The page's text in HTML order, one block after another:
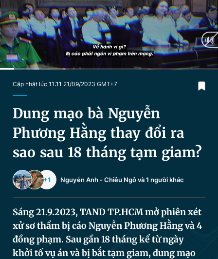
Chuyên mục khác
Chào ngày mới Tin 24h
Video Magazine
Sản phẩm khác
Bạn cần biết
Thông tin tòa soạn
Tin đã lưu
Tin đã xem
Đăng xuất
Cập nhật lúc 11:11 21/09/2023 GMT+7
Dung mạo bà Nguyễn
Phương Hằng thay đổi ra
sao sau 18 tháng tạm giam?
+1 Nguyễn Anh -Chiêu Ngôvà 1 người khác
Sáng 21.9.2023, TAND TP.HCM mở phiên xét
xử sơ thẩm bị cáo Nguyễn Phương Hằng và 4
đồng phạm. Sau gần 18 tháng kể từ ngày
khởi tố vụ án và bị bắt tạm giam, dung mạo